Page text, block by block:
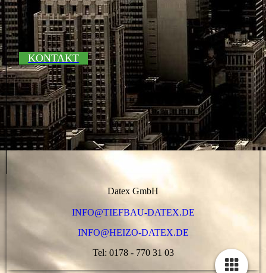
KONTAKT
Datex GmbH
INFO@TIEFBAU-DATEX.DE
INFO@HEIZO-DATEX.DE
Tel: 0178 - 770 31 03